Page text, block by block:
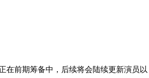
在前期筹备中，后续将会陆续更新演员以